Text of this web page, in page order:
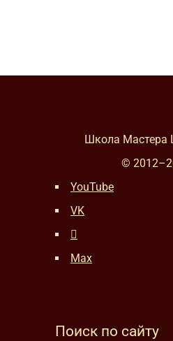
Школа Мастера
© 2012–
YouTube
VK
Max
Поиск по сайту